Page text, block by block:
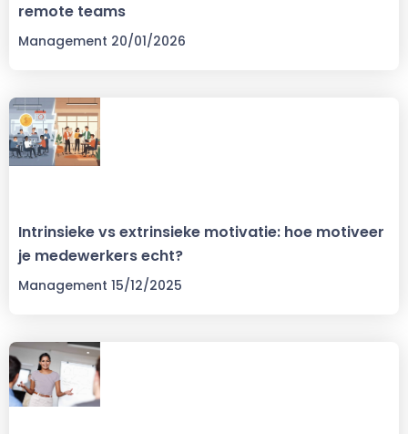
remote teams
Management 20/01/2026
Intrinsieke vs extrinsieke motivatie: hoe motiveer
je medewerkers echt?
Management 15/12/2025